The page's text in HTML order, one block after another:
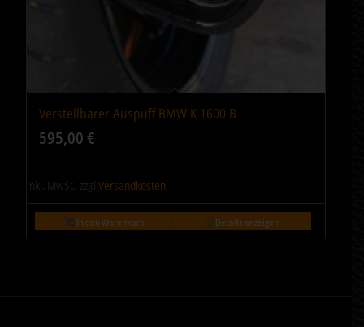
Verstellbarer Auspuff BMW K 1600 B
595,00€
inkl. MwSt. zzgl.Versandkosten
In den Warenkorb Details anzeigen